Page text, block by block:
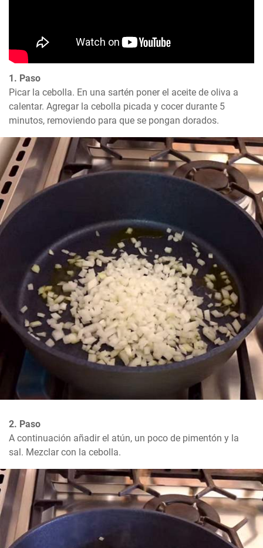
1. Paso
Picar la cebolla. En una sartén poner el aceite de oliva a
calentar. Agregar la cebolla picada y cocer durante 5
minutos, removiendo para que se pongan dorados.
2. Paso
A continuación añadir el atún, un poco de pimentón y la
sal. Mezclar con la cebolla.